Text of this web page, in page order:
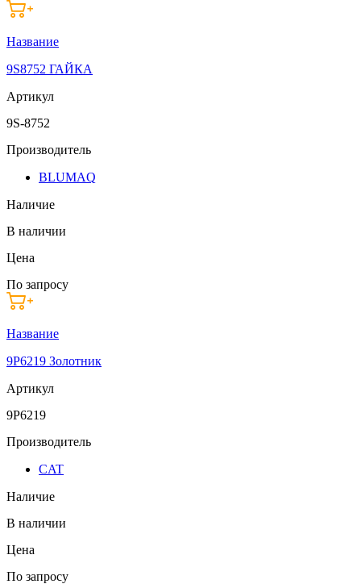
Название
9S8752 ГАЙКА
Артикул
9S-8752
Производитель
BLUMAQ
Наличие
В наличии
Цена
По запросу
Название
9P6219 Золотник
Артикул
9P6219
Производитель
CAT
Наличие
В наличии
Цена
По запросу